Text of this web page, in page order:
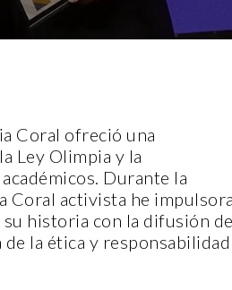
Coral ofreció una
Ley Olimpia y la
Durante la
Coral activista he impulsora
historia con la difusión de
la ética y responsabilidad